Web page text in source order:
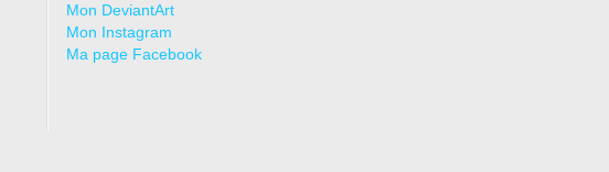
Mon DeviantArt
Mon Instagram
Ma page Facebook